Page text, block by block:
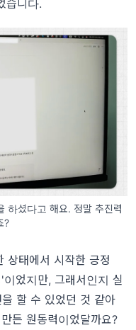
습니다.
하셨다고 해요. 정말 추진력
?
상태에서 시작한 긍정
었지만, 그래서인지 실
할 수 있었던 것 같아
든 원동력이었달까요?